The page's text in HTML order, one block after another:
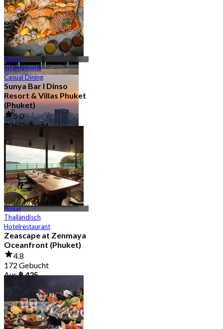
Aktivität/Erlebnis
13 Outlets
Rooftop
12 Outlets
Phuket
International
Casual Dining
Sunya Bar l Dinso
Resort & Villas Phuket
(Phuket)
5.0
106 Gebucht
Aus฿ 463.33
Phuket
Thailändisch
Hotelrestaurant
Zeascape at Zenmaya
Oceanfront (Phuket)
4.8
172 Gebucht
Aus฿ 425